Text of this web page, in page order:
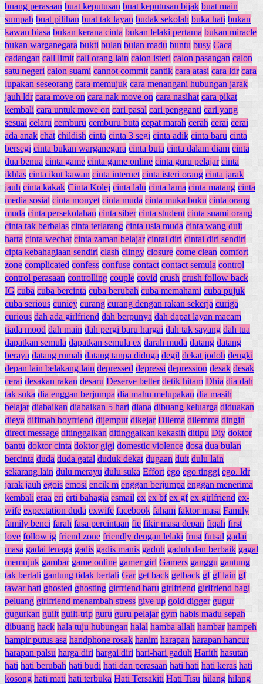
buang perasaan buat keputusan buat keputusan bijak buat main
sumpah buat pilihan buat tak layan budak sekolah buka hati bukan
kawan biasa bukan kerana cinta bukan lelaki pertama bukan miracle
bukan warganegara bukti bulan bulan madu buntu busy Caca
cadangan call limit call orang lain calon isteri calon pasangan calon
satu negeri calon suami cannot commit cantik cara atasi cara ldr cara
lupakan seseorang cara memujuk cara menangani hubungan jarak
jauh ldr cara move on cara nak move on cara nasihat cara pikat
kembali cara untuk move on cari pasal cari pengganti cari yang
sesuai celaru cemburu cemburu buta cepat marah cerah cerai cerai
ada anak chat childish cinta cinta 3 segi cinta adik cinta baru cinta
bersegi cinta bukan warganegara cinta buta cinta dalam diam cinta
dua benua cinta game cinta game online cinta guru pelajar cinta
ikhlas cinta ikut kawan cinta internet cinta isteri orang cinta jarak
jauh cinta kakak Cinta Kolej cinta lalu cinta lama cinta matang cinta
media sosial cinta monyet cinta muda cinta muka buku cinta orang
muda cinta persekolahan cinta siber cinta student cinta suami orang
cinta tak berbalas cinta terlarang cinta usia muda cinta wang duit
harta cinta wechat cinta zaman belajar cintai diri cintai diri sendiri
cipta kebahagiaan sendiri clash clingy closure come clean comfort
zone complicated confess confuse contact contact semula control
control perasaan controlling couple covid crush crush follow back
IG cuba cuba bercinta cuba berubah cuba memahami cuba pujuk
cuba serious cuniey curang curang dengan rakan sekerja curiga
curious dah ada girlfriend dah berpunya dah dapat layan macam
tiada mood dah main dah pergi baru hargai dah tak sayang dah tua
dapatkan semula dapatkan semula ex darah muda datang datang
beraya datang rumah datang tanpa diduga degil dekat jodoh dengki
depan lain belakang lain depressed depressi depression desak desak
cerai desakan rakan desaru Deserve better detik hitam Dhia dia dah
tak suka dia enggan berjumpa dia mahu melupakan dia masih
belajar diabaikan diabaikan 5 hari diana dibuang keluarga diduakan
dieya difitnah boyfriend dijemput dikejar Dilema dilemma dingin
direct message ditinggalkan ditinggalkan kekasih ditipu Diy doktor
bantu doktor cinta doktor gigi domestic violence dosa dua bulan
bercinta duda duda gatal duduk dekat dugaan duit dulu lain
sekarang lain dulu merayu dulu suka Effort ego ego tinggi ego. ldr
jarak jauh egois emosi encik m enggan berjumpa enggan menerima
kembali eraa eri erti bahagia esmail ex ex bf ex gf ex girlfriend ex-
wife expectation duda exwife facebook faham faktor masa Family
family benci farah fasa percintaan fie fikir masa depan fiqah first
love follow ig friend zone friendly dengan lelaki frust futsal gadai
masa gadai tenaga gadis gadis manis gaduh gaduh dan berbaik gagal
memujuk gambar game online gamer girl Gamers ganggu gantung
tak bertali gantung tidak bertali Gar get back getback gf gf lain gf
tawar hati ghosted ghosting girfriend baru girlfriend girlfriend bagi
peluang girlfriend menambah stress give up gold digger gugur
gugurkan guilt guilt-trip guru guru pelajar gym habis madu sepah
dibuang hack hala tuju hubungan halal hamba allah hambar hampeh
hampir putus asa handphone rosak hanim harapan harapan hancur
harapan palsu harga diri hargai diri hari-hari gaduh Harith hasutan
hati hati berubah hati budi hati dan perasaan hati hati hati keras hati
kosong hati mati hati terbuka Hati Tersakiti Hati Tisu hilang hilang